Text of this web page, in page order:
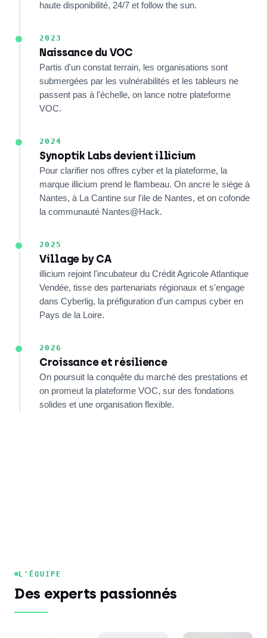
haute disponibilité, 24/7 et follow the sun.
2023
Naissance du VOC
Partis d'un constat terrain, les organisations sont
submergées par les vulnérabilités et les tableurs ne
passent pas à l'échelle, on lance notre plateforme
VOC.
2024
Synoptik Labs devient illicium
Pour clarifier nos offres cyber et la plateforme, la
marque illicium prend le flambeau. On ancre le siège à
Nantes, à La Cantine sur l'ile de Nantes, et on cofonde
la communauté Nantes@Hack.
2025
Village by CA
illicium rejoint l'incubateur du Crédit Agricole Atlantique
Vendée, tisse des partenariats régionaux et s'engage
dans Cyberlig, la préfiguration d'un campus cyber en
Pays de la Loire.
2026
Croissance et résilience
On poursuit la conquête du marché des prestations et
on promeut la plateforme VOC, sur des fondations
solides et une organisation flexible.
L'ÉQUIPE
Des experts passionnés